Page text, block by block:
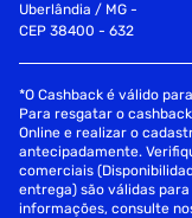
Uberlândia / MG -
CEP 38400 - 632
*O Cashback é válido
Para resgatar o
Online e realizar o
antecipadamente.
comerciais
entrega) são válidas
informações, consulte